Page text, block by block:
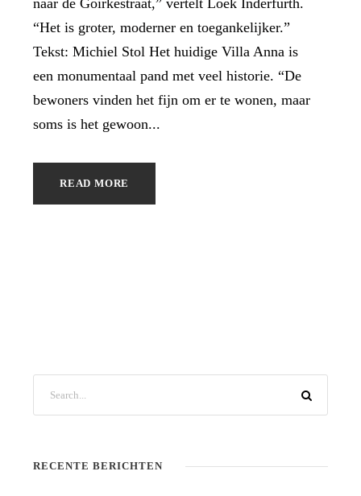
naar de Goirkestraat,” vertelt Loek Inderfurth.
“Het is groter, moderner en toegankelijker.”
Tekst: Michiel Stol Het huidige Villa Anna is
een monumentaal pand met veel historie. “De
bewoners vinden het fijn om er te wonen, maar
soms is het gewoon...
READ MORE
RECENTE BERICHTEN